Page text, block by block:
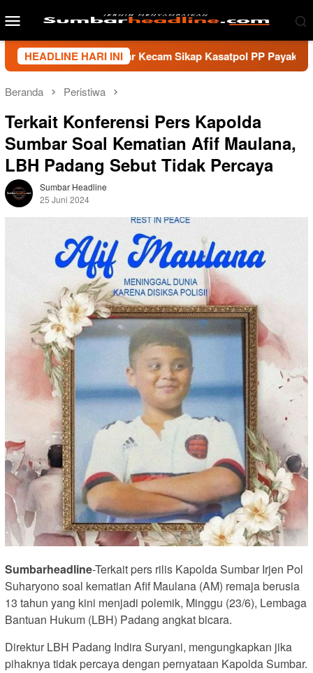
ke
Menu
Mobile
HEADLINE HARI INI
Sumbar Kecam Sikap Kasatpol PP Payakumbuh, Minta
Beranda Peristiwa
Terkait Konferensi Pers Kapolda
Sumbar Soal Kematian Afif Maulana,
LBH Padang Sebut Tidak Percaya
Sumbar Headline
25 Juni 2024
Sumbarheadline-Terkait pers rilis Kapolda Sumbar Irjen Pol
Suharyono soal kematian Afif Maulana (AM) remaja berusia
13 tahun yang kini menjadi polemik, Minggu (23/6), Lembaga
Bantuan Hukum (LBH) Padang angkat bicara.
Direktur LBH Padang Indira Suryani, mengungkapkan jika
pihaknya tidak percaya dengan pernyataan Kapolda Sumbar.